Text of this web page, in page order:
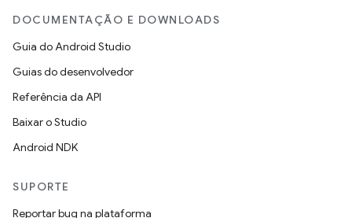
DOCUMENTAÇÃO E DOWNLOADS
Guia do Android Studio
Guias do desenvolvedor
Referência da API
Baixar o Studio
Android NDK
SUPORTE
Reportar bug na plataforma